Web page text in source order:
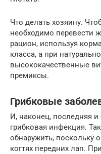
Что делать хозяину.
необходимо перевести
рацион, используя
класса, а при
высококачественные
премиксы.
Грибковые
И, наконец, последняя
грибковая инфекция.
обнаружить, поскольку
когтях передних лап.